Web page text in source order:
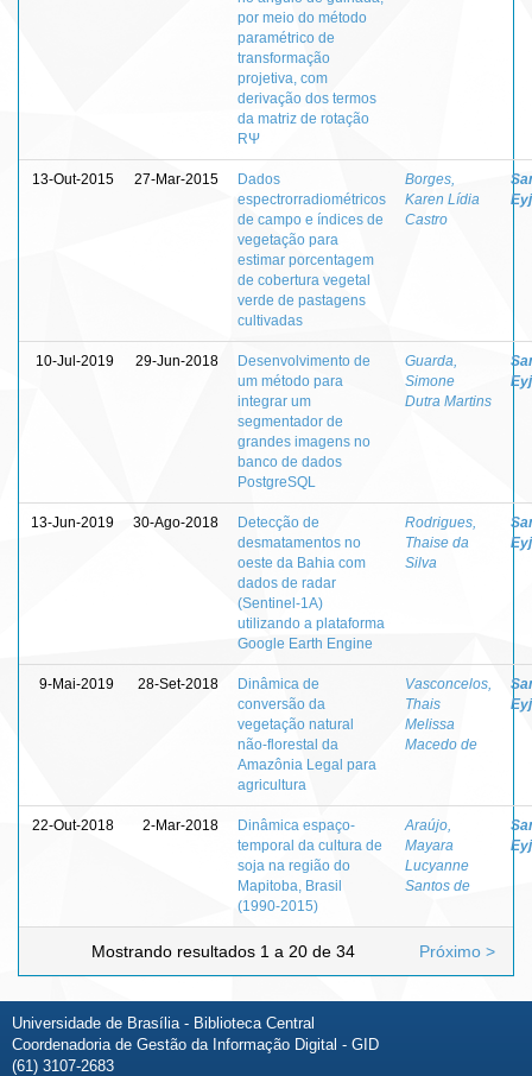
por meio do método
paramétrico de
transformação
projetiva, com
derivação dos termos
da matriz de rotação
RΨ
13-Out-2015 27-Mar-2015
Dados
espectrorradiométricos
de campo e índices de
vegetação para
estimar porcentagem
de cobertura vegetal
verde de pastagens
cultivadas
Borges,
Karen Lídia
Castro
10-Jul-2019 29-Jun-2018
Desenvolvimento de
um método para
integrar um
segmentador de
grandes imagens no
banco de dados
PostgreSQL
Guarda,
Simone
Dutra Martins
13-Jun-2019 30-Ago-2018
Detecção de
desmatamentos no
oeste da Bahia com
dados de radar
(Sentinel-1A)
utilizando a plataforma
Google Earth Engine
Rodrigues,
Thaise da
Silva
9-Mai-2019 28-Set-2018
Dinâmica de
conversão da
vegetação natural
não-florestal da
Amazônia Legal para
agricultura
Vasconcelos,
Thais
Melissa
Macedo de
22-Out-2018 2-Mar-2018
Dinâmica espaço-
temporal da cultura de
soja na região do
Mapitoba, Brasil
(1990-2015)
Araújo,
Mayara
Lucyanne
Santos de
Mostrando resultados 1 a 20 de 34 Próximo >
Universidade de Brasília - Biblioteca Central
Coordenadoria de Gestão da Informação Digital - GID
(61) 3107-2683